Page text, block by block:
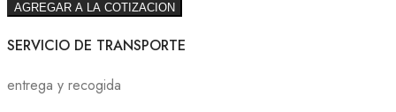
AGREGAR A LA COTIZACION
SERVICIO DE TRANSPORTE
entrega y recogida